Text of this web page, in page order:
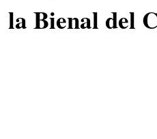
la Bienal del